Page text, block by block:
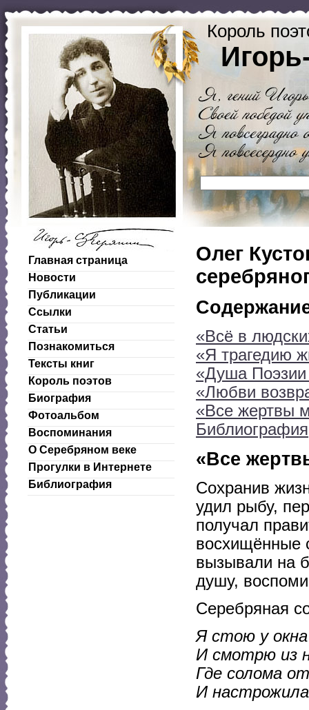
Король
Главная страница
Новости
Публикации
Ссылки
Статьи
Познакомиться
Тексты книг
Король поэтов
Биография
Фотоальбом
Воспоминания
О Серебряном веке
Прогулки в Интернете
Библиография
Олег
«Всё в
«Я трагедию
«Душа
«Любви
«Все жертвы
Библиография
«Все
Сохранив
удил рыбу,
получал
восхищённые
вызывали на
душу,
Серебряная
Я стою у
И смотрю из
Где солома
И